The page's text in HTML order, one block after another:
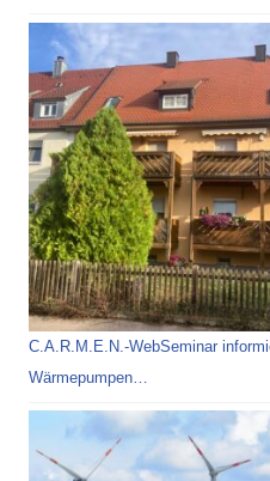
C.A.R.M.E.N.-WebSeminar
Wärmepumpen…